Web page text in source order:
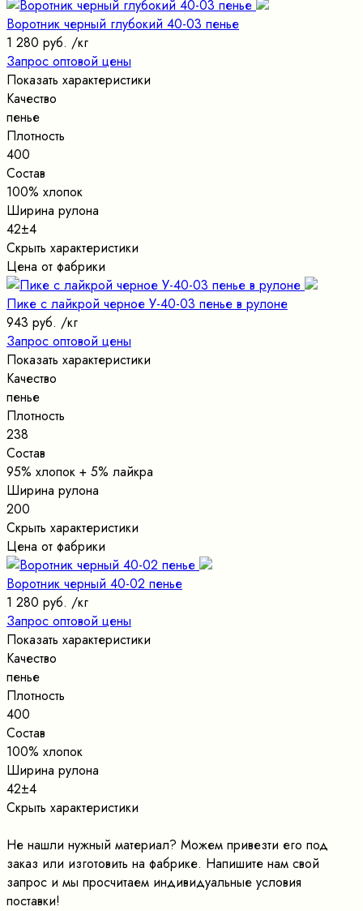
Воротник черный глубокий 40-03 пенье
1 280 руб. /кг
Запрос оптовой цены
Показать характеристики
Качество
пенье
Плотность
400
Состав
100% хлопок
Ширина рулона
42±4
Скрыть характеристики
Цена от фабрики
Пике с лайкрой черное У-40-03 пенье в рулоне
943 руб. /кг
Запрос оптовой цены
Показать характеристики
Качество
пенье
Плотность
238
Состав
95% хлопок + 5% лайкра
Ширина рулона
200
Скрыть характеристики
Цена от фабрики
Воротник черный 40-02 пенье
1 280 руб. /кг
Запрос оптовой цены
Показать характеристики
Качество
пенье
Плотность
400
Состав
100% хлопок
Ширина рулона
42±4
Скрыть характеристики
Не нашли нужный материал? Можем привезти его под
заказ или изготовить на фабрике. Напишите нам свой
запрос и мы просчитаем индивидуальные условия
поставки!